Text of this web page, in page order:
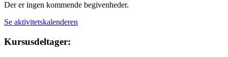
Der er ingen kommende begivenheder.
Se aktivitetskalenderen
Kursusdeltager: